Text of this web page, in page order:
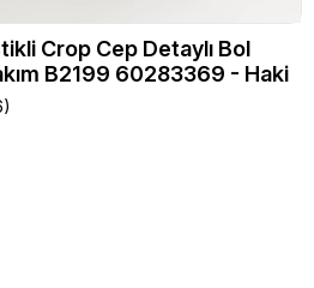
Crop Cep Detaylı Bol
B2199 60283369 - Haki